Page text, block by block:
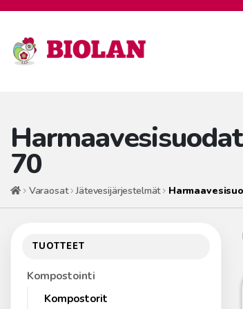
70
EtusivuVaraosat Jätevesijärjestelmät
TUOTTEET
Kompostointi
Kompostorit